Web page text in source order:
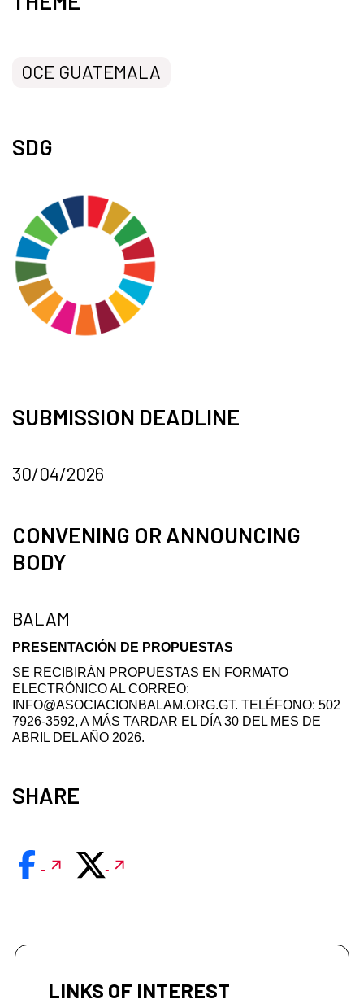
OCE GUATEMALA
SDG
SUBMISSION DEADLINE
30/04/2026
CONVENING OR ANNOUNCING
BODY
BALAM
PRESENTACIÓN DE PROPUESTAS
SE RECIBIRÁN PROPUESTAS EN FORMATO
ELECTRÓNICO AL CORREO:
INFO@ASOCIACIONBALAM.ORG.GT. TELÉFONO: 502
7926-3592, A MÁS TARDAR EL DÍA 30 DEL MES DE
ABRIL DEL AÑO 2026.
SHARE
LINKS OF INTEREST